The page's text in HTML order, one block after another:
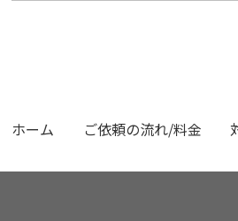
ホーム ご依頼の流れ/料金